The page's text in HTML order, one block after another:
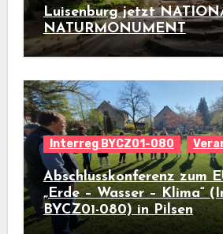
Luisenburg jetzt
NATURMONUMENT
Interreg BYCZ01-080
Abschlusskonferenz zum
„Erde – Wasser – Klima“
BYCZ01-080) in Pilsen